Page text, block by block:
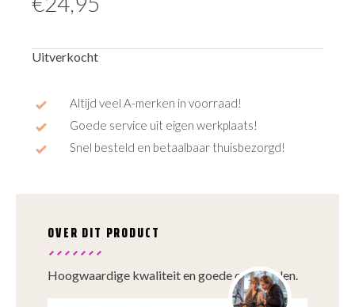
Uitverkocht
Altijd veel A-merken in voorraad!
Goede service uit eigen werkplaats!
Snel besteld en betaalbaar thuisbezorgd!
OVER DIT PRODUCT
Hoogwaardige kwaliteit en goede onderdelen.